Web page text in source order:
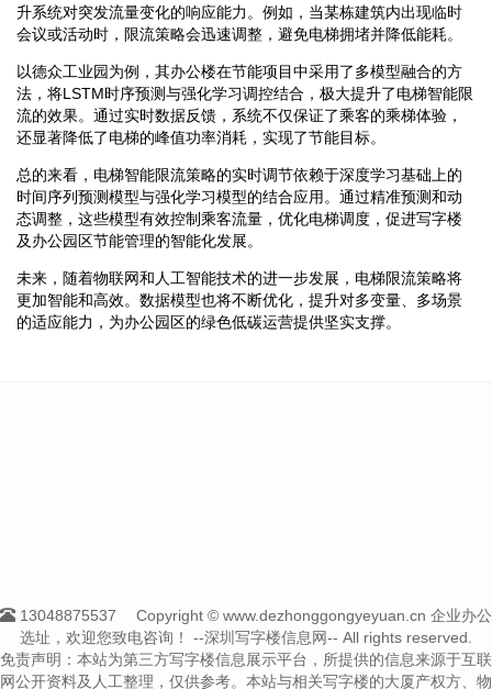
升系统对突发流量变化的响应能力。例如，当某栋建筑内出现临时
会议或活动时，限流策略会迅速调整，避免电梯拥堵并降低能耗。
以德众工业园为例，其办公楼在节能项目中采用了多模型融合的方
法，将LSTM时序预测与强化学习调控结合，极大提升了电梯智能限
流的效果。通过实时数据反馈，系统不仅保证了乘客的乘梯体验，
还显著降低了电梯的峰值功率消耗，实现了节能目标。
总的来看，电梯智能限流策略的实时调节依赖于深度学习基础上的
时间序列预测模型与强化学习模型的结合应用。通过精准预测和动
态调整，这些模型有效控制乘客流量，优化电梯调度，促进写字楼
及办公园区节能管理的智能化发展。
未来，随着物联网和人工智能技术的进一步发展，电梯限流策略将
更加智能和高效。数据模型也将不断优化，提升对多变量、多场景
的适应能力，为办公园区的绿色低碳运营提供坚实支撑。
13048875537
Copyright © www.dezhonggongyeyuan.cn 企业办公
选址，欢迎您致电咨询！
--深圳写字楼信息网-- All rights reserved.
免责声明：本站为第三方写字楼信息展示平台，所提供的信息来源于互联
网公开资料及人工整理，仅供参考。本站与相关写字楼的大厦产权方、物